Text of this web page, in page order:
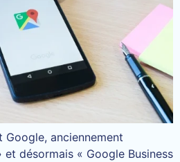
Google, anciennement
et désormais « Google Business